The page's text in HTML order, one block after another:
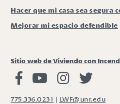
Hacer que mi casa sea segura
Mejorar mi espacio defendible
Sitio web de Viviendo con
Viviendo con Incendios
Vivir con fuego Youtube
Vivir con fuego
775.336.0231 | LWF@unr.edu